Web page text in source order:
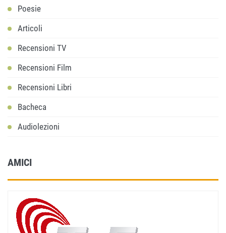
Poesie
Articoli
Recensioni TV
Recensioni Film
Recensioni Libri
Bacheca
Audiolezioni
AMICI